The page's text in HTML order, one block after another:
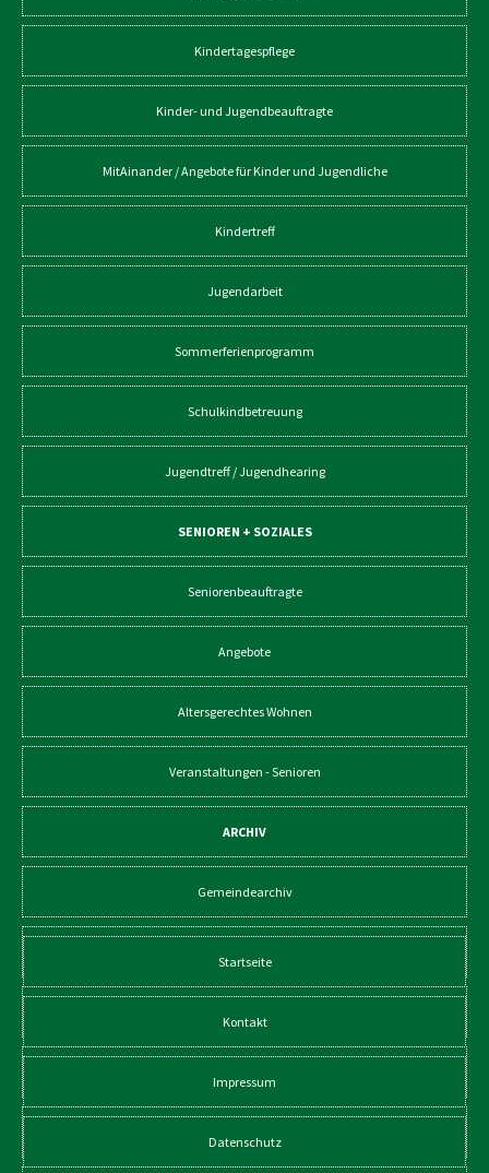
Kindertagespflege
Kinder- und Jugendbeauftragte
MitAinander / Angebote für Kinder und Jugendliche
Kindertreff
Jugendarbeit
Sommerferienprogramm
Schulkindbetreuung
Jugendtreff / Jugendhearing
SENIOREN + SOZIALES
Seniorenbeauftragte
Angebote
Altersgerechtes Wohnen
Veranstaltungen - Senioren
ARCHIV
Gemeindearchiv
Startseite
Kontakt
Impressum
Datenschutz